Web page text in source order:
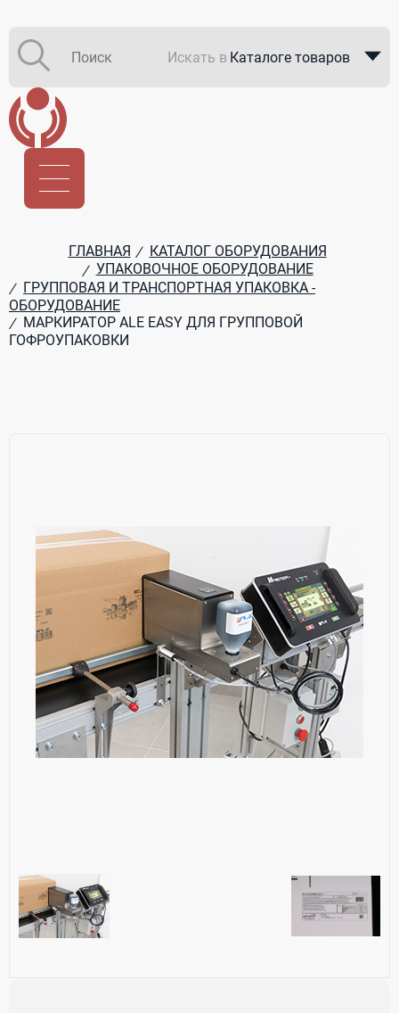
Искать в Каталоге товаров
ГЛАВНАЯ / КАТАЛОГ ОБОРУДОВАНИЯ
/ УПАКОВОЧНОЕ ОБОРУДОВАНИЕ
/ ГРУППОВАЯ И ТРАНСПОРТНАЯ УПАКОВКА -
ОБОРУДОВАНИЕ
/ МАРКИРАТОР ALE EASY ДЛЯ ГРУППОВОЙ
ГОФРОУПАКОВКИ